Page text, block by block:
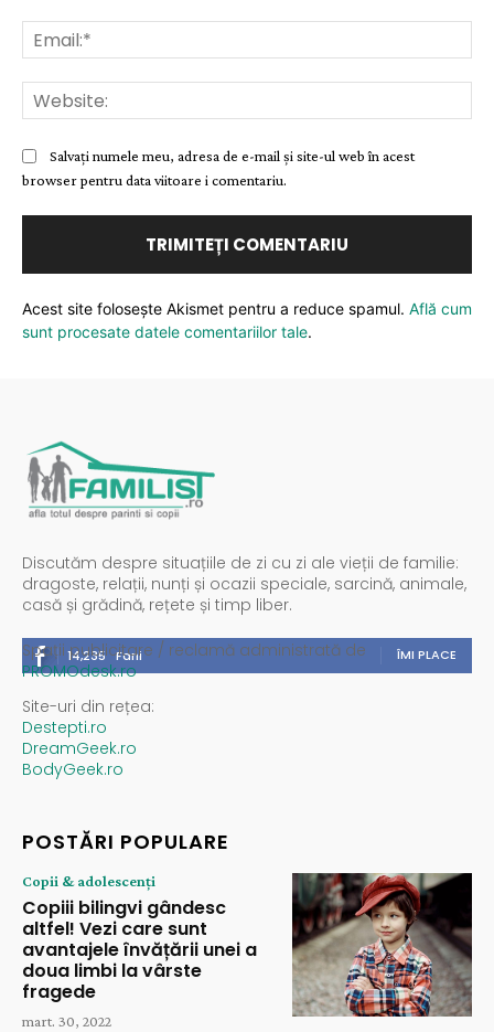
Salvați numele meu, adresa de e-mail și site-ul web în acest
browser pentru data viitoare i comentariu.
Acest site folosește Akismet pentru a reduce spamul. Află cum
sunt procesate datele comentariilor tale.
Discutăm despre situațiile de zi cu zi ale vieții de familie:
dragoste, relații, nunți și ocazii speciale, sarcină, animale,
casă și grădină, rețete și timp liber.
14,235 Fani ÎMI PLACE
Spații publicitare / reclamă administrată de
PROMOdesk.ro
Site-uri din rețea:
Destepti.ro
DreamGeek.ro
BodyGeek.ro
POSTĂRI POPULARE
Copii & adolescenți
Copiii bilingvi gândesc
altfel! Vezi care sunt
avantajele învățării unei a
doua limbi la vârste
fragede
mart. 30, 2022